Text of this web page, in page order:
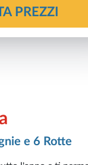
PREZZI
e 6 Rotte